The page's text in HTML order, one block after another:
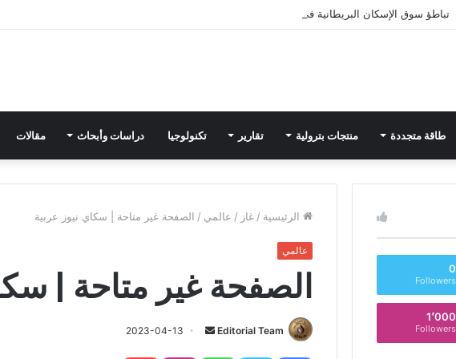
تباطؤ سوق الإسكان البريطانية في الصيف يتجاوز المعدلات المعتادة
طاقة متجددة منتجات بترولية تقارير تكنولوجيا دراسات وأبحاث مقالات
الرئيسية / غاز / عالمي / الصفحة غير متاحة | سكاي نيوز عربية
عالمي
الصفحة غير متاحة |
Editorial Team
2023-04-13
0
Followers
1٬000
Followers